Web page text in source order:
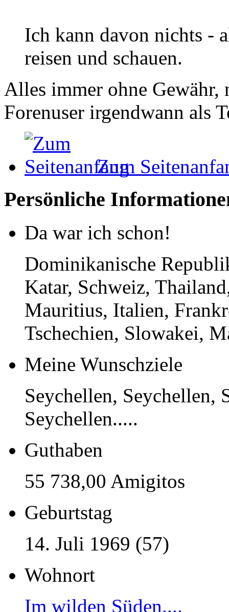
Ich kann davon nichts -
reisen und schauen.
Alles immer ohne Gewähr,
Forenuser irgendwann als
Zum
Persönliche
Da war ich schon!
Dominikanische
Katar, Schweiz,
Mauritius, Italien,
Tschechien, Slowakei,
Meine Wunschziele
Seychellen, Seychellen,
Seychellen.....
Guthaben
55 738,00 Amigitos
Geburtstag
14. Juli 1969 (57)
Wohnort
Im wilden Süden....